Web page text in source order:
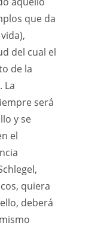
que da
del cual el
de la
La
será
y se
el
quiera
deberá